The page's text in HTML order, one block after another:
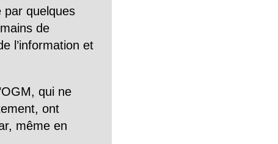
par quelques
de
l’information et
qui ne
ont
même en